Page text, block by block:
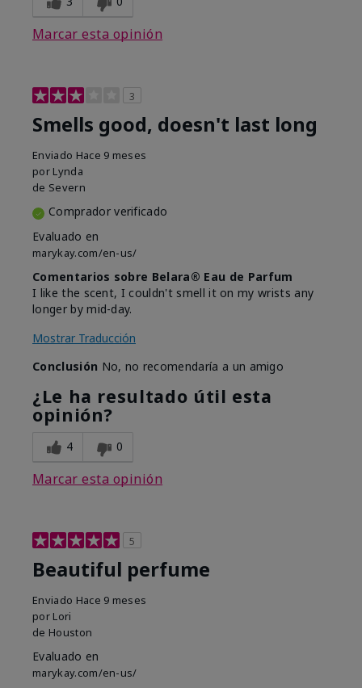
Marcar esta opinión
3
Smells good, doesn't last long
Enviado Hace 9 meses
por Lynda
de Severn
Comprador verificado
Evaluado en
marykay.com/en-us/
Comentarios sobre Belara® Eau de Parfum
I like the scent, I couldn't smell it on my wrists any
longer by mid-day.
Mostrar Traducción
Conclusión No, no recomendaría a un amigo
¿Le ha resultado útil esta
opinión?
4 0
Marcar esta opinión
5
Beautiful perfume
Enviado Hace 9 meses
por Lori
de Houston
Evaluado en
marykay.com/en-us/